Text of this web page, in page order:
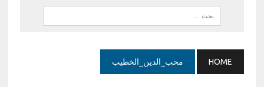
HOME محب_الدين_الخطيب